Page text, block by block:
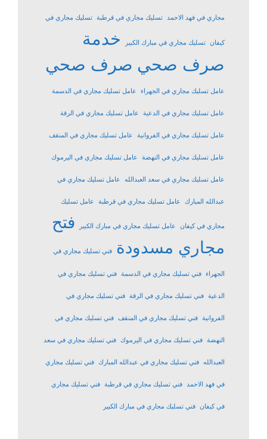
مجاري في فهد الاحمد تسليك مجاري في قرطبة تسليك مجاري في
كيفان تسليك مجاري في مبارك الكبير
خدمة
صرف صحي صرف صحي
عامل تسليك مجاري في الجهراء عامل تسليك مجاري في الدسمة
عامل تسليك مجاري في الدعية عامل تسليك مجاري في الرقة
عامل تسليك مجاري في الفروانية عامل تسليك مجاري في المنقف
عامل تسليك مجاري في النهضة عامل تسليك مجاري في اليرموك
عامل تسليك مجاري في سعد العبدالله عامل تسليك مجاري في
عبدالله المبارك عامل تسليك مجاري في قرطبة عامل تسليك
مجاري في كيفان عامل تسليك مجاري في مبارك الكبير
فتح
مجاري مسدودة
فني تسليك مجاري في
الجهراء فني تسليك مجاري في الدسمة فني تسليك مجاري في
الدعية فني تسليك مجاري في الرقة فني تسليك مجاري في
الفروانية فني تسليك مجاري في المنقف فني تسليك مجاري في
النهضة فني تسليك مجاري في اليرموك فني تسليك مجاري في سعد
العبدالله فني تسليك مجاري في عبدالله المبارك فني تسليك مجاري
في فهد الاحمد فني تسليك مجاري في قرطبة فني تسليك مجاري
في كيفان فني تسليك مجاري في مبارك الكبير